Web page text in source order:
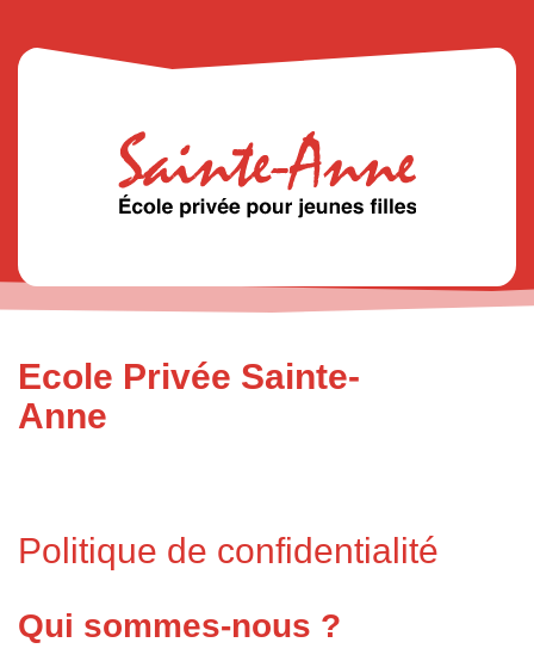
Ecole Privée Sainte-
Anne
Politique de confidentialité
Qui sommes-nous ?